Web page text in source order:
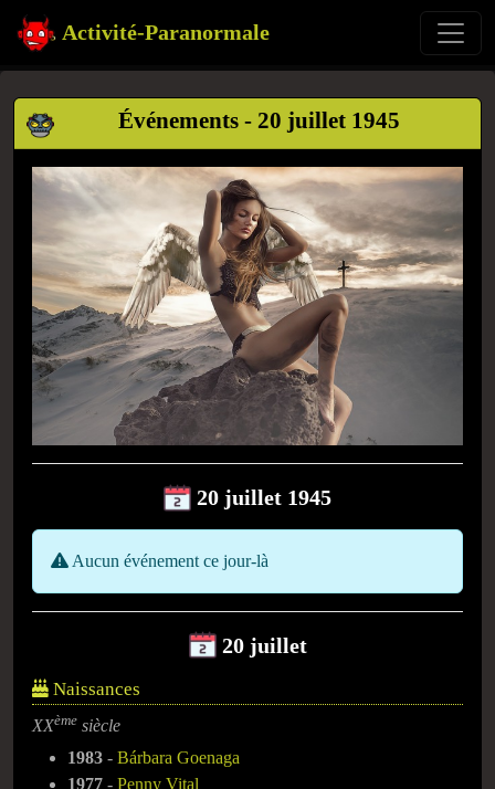
Activité-Paranormale
Événements - 20 juillet 1945
20 juillet 1945
Aucun événement ce jour-là
20 juillet
Naissances
XXème siècle
1983 - Bárbara Goenaga
1977 - Penny Vital